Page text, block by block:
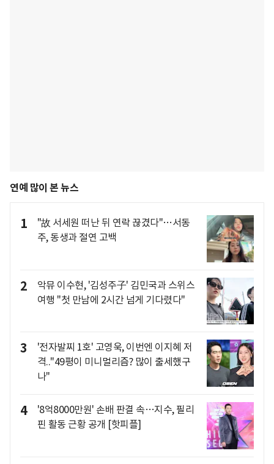
연예 많이 본 뉴스
1
"故 서세원 떠난 뒤 연락 끊겼다"…서동
주, 동생과 절연 고백
2
악뮤 이수현, '김성주子' 김민국과 스위스
여행 "첫 만남에 2시간 넘게 기다렸다"
3
'전자발찌 1호' 고영욱, 이번엔 이지혜 저
격.."49평이 미니멀리즘? 많이 출세했구
나"
4
'8억8000만원' 손배 판결 속…지수, 필리
핀 활동 근황 공개 [핫피플]